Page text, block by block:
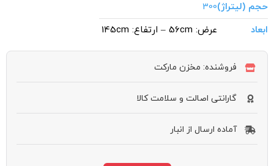
حجم (لیتراژ)300
ابعاد
عرض: 56cm – ارتفاع: 145cm
فروشنده: مخزن مارکت
گارانتی اصالت و سلامت کالا
آماده ارسال از انبار